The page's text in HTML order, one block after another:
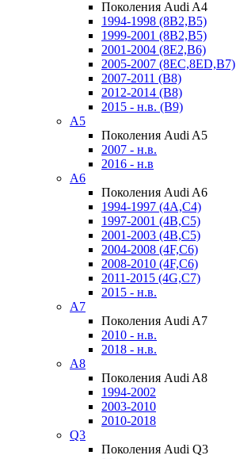
Поколения Audi A4
1994-1998 (8B2,B5)
1999-2001 (8B2,B5)
2001-2004 (8E2,B6)
2005-2007 (8EC,8ED,B7)
2007-2011 (B8)
2012-2014 (B8)
2015 - н.в. (B9)
A5
Поколения Audi A5
2007 - н.в.
2016 - н.в
A6
Поколения Audi A6
1994-1997 (4A,C4)
1997-2001 (4B,C5)
2001-2003 (4B,C5)
2004-2008 (4F,C6)
2008-2010 (4F,C6)
2011-2015 (4G,C7)
2015 - н.в.
A7
Поколения Audi A7
2010 - н.в.
2018 - н.в.
A8
Поколения Audi A8
1994-2002
2003-2010
2010-2018
Q3
Поколения Audi Q3